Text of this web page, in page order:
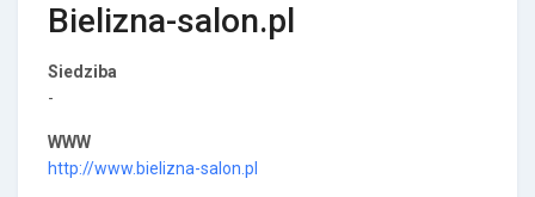
Bielizna-salon.pl
Siedziba
-
WWW
http://www.bielizna-salon.pl